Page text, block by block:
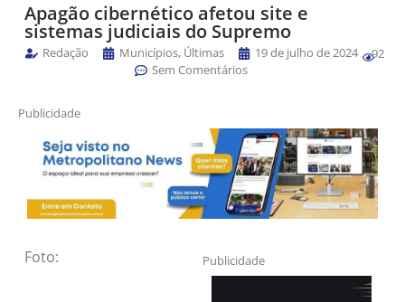
Apagão cibernético afetou site e
sistemas judiciais do Supremo
Redação Municípios, Últimas
19 de julho de 2024
Sem Comentários
92
Publicidade
Foto: Publicidade